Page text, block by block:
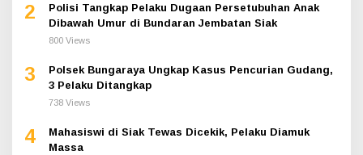
2
Polisi Tangkap Pelaku Dugaan Persetubuhan Anak
Dibawah Umur di Bundaran Jembatan Siak
800 Views
3
Polsek Bungaraya Ungkap Kasus Pencurian Gudang,
3 Pelaku Ditangkap
738 Views
4
Mahasiswi di Siak Tewas Dicekik, Pelaku Diamuk
Massa